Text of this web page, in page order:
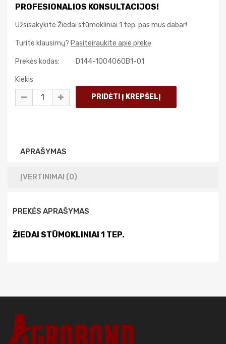
PROFESIONALIOS KONSULTACIJOS!
Užsisakykite Žiedai stūmokliniai 1 tep. pas mus dabar!
Turite klausimų? Pasiteiraukite apie prekę
Prekės kodas: D144-1004060B1-01
Kiekis
APRAŠYMAS
ĮVERTINIMAI (0)
PREKĖS APRAŠYMAS
ŽIEDAI STŪMOKLINIAI 1 TEP.